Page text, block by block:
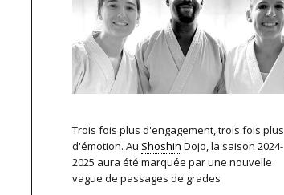
Trois fois plus d'engagement, trois fois plus
d'émotion. Au Shoshin Dojo, la saison 2024-
2025 aura été marquée par une nouvelle
vague de passages de grades